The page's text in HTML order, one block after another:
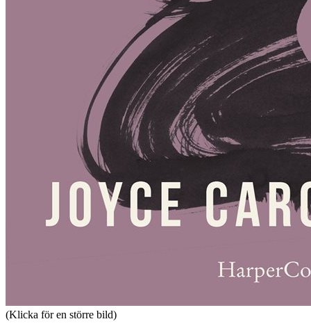
(Klicka för en större bild)